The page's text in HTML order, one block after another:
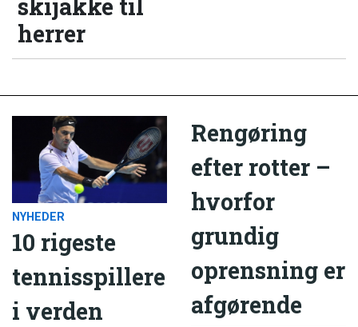
skijakke til
herrer
NYHEDER
10 rigeste
tennisspillere
i verden
Rengøring
efter rotter –
hvorfor
grundig
oprensning er
afgørende